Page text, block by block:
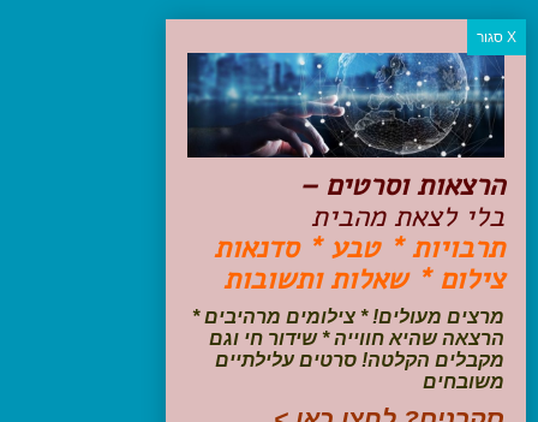
קטגוריות פופולריות
יעדים
טיולים בישראל
מלונות בוטיק בישראל
טיפים והמלצות
הכנות לנסיעה
טיולי ג'יפים
טיולים עם ילדים
שייט, הפלגות, קרוזים
עקבו אחרינו בפייסבוק
הרצאות וסרטים –
בלי לצאת מהבית
תרבויות * טבע * סדנאות
צילום * שאלות ותשובות
מרצים מעולים! * צילומים מרהיבים *
הרצאה שהיא חווייה * שידור חי וגם
מקבלים הקלטה! סרטים עלילתיים
משובחים